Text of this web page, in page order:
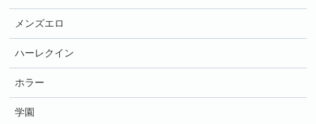
メンズエロ
ハーレクイン
ホラー
学園